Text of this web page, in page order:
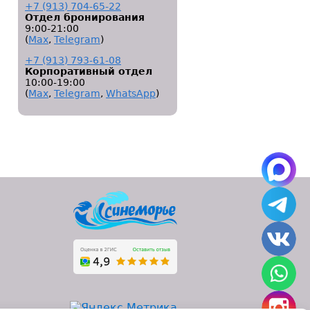
+7 (913) 704-65-22
Отдел бронирования
9:00-21:00
(Мах, Telegram)
+7 (913) 793-61-08
Корпоративный отдел
10:00-19:00
(Мах, Telegram, WhatsApp)